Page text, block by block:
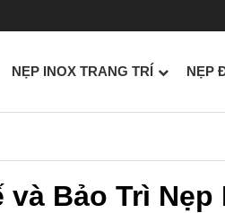
NẸP INOX TRANG TRÍ NẸP
Bảo Trì Nẹp